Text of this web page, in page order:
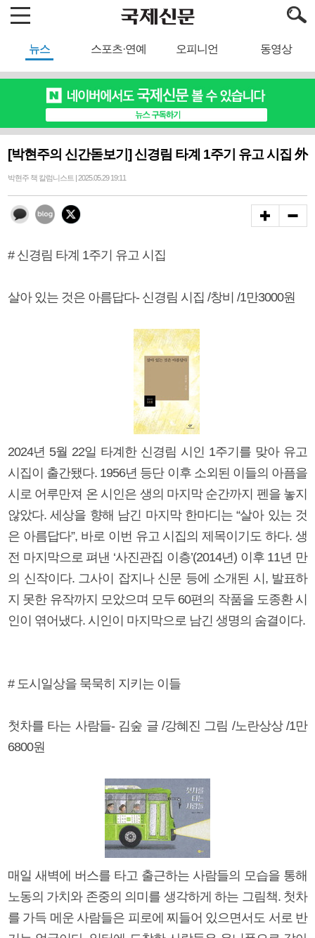
뉴스 스포츠·연예 오피니언 동영상
[박현주의 신간돋보기] 신경림 타계 1주기 유고 시집 外
박현주 책 칼럼니스트 | 2025.05.29 19:11
# 신경림 타계 1주기 유고 시집
살아 있는 것은 아름답다- 신경림 시집 /창비 /1만3000원
2024년 5월 22일 타계한 신경림 시인 1주기를 맞아 유고
시집이 출간됐다. 1956년 등단 이후 소외된 이들의 아픔을
시로 어루만져 온 시인은 생의 마지막 순간까지 펜을 놓지
않았다. 세상을 향해 남긴 마지막 한마디는 “살아 있는 것
은 아름답다”, 바로 이번 유고 시집의 제목이기도 하다. 생
전 마지막으로 펴낸 ‘사진관집 이층’(2014년) 이후 11년 만
의 신작이다. 그사이 잡지나 신문 등에 소개된 시, 발표하
지 못한 유작까지 모았으며 모두 60편의 작품을 도종환 시
인이 엮어냈다. 시인이 마지막으로 남긴 생명의 숨결이다.
# 도시일상을 묵묵히 지키는 이들
첫차를 타는 사람들- 김숲 글 /강혜진 그림 /노란상상 /1만
6800원
매일 새벽에 버스를 타고 출근하는 사람들의 모습을 통해
노동의 가치와 존중의 의미를 생각하게 하는 그림책. 첫차
를 가득 메운 사람들은 피로에 찌들어 있으면서도 서로 반